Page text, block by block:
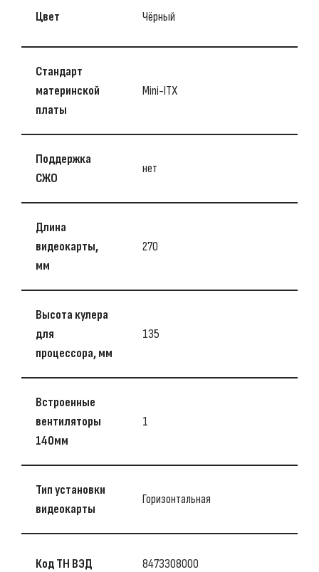
Цвет Чёрный
Стандарт
материнской
платы
Mini-ITX
Поддержка
СЖО
нет
Длина
видеокарты,
мм
270
Высота кулера
для
процессора, мм
135
Встроенные
вентиляторы
140мм
1
Тип установки
видеокарты
Горизонтальная
Код ТН ВЭД 8473308000